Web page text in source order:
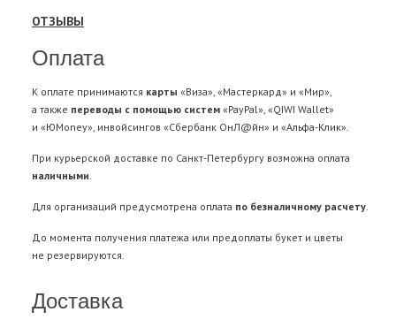
ОТЗЫВЫ
Оплата
К оплате принимаются карты «Виза», «Мастеркард» и «Мир»,
а также переводы с помощью систем «PayPal», «QIWI Wallet»
и «ЮMoney», инвойсингов «Сбербанк ОнЛ@йн» и «Альфа-Клик».
При курьерской доставке по Санкт-Петербургу возможна оплата
наличными.
Для организаций предусмотрена оплата по безналичному расчету.
До момента получения платежа или предоплаты букет и цветы
не резервируются.
Доставка